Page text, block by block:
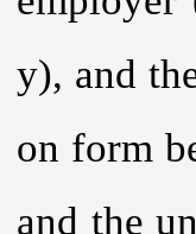
y), and
on form
and the